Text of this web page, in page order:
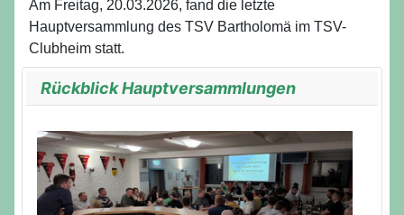
Am Freitag, 20.03.2026, fand die letzte
Hauptversammlung des TSV Bartholomä im TSV-
Clubheim statt.
Rückblick Hauptversammlungen
Details